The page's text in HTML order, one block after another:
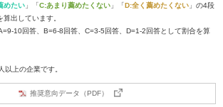
めたい 」「C:あまり薦めたくない 」「D:全く薦めたくない 」の4段
出しています。
10回答、B=6-8回答、C=3-5回答、D=1-2回答として割合を算
以上の企業です。
推奨意向データ（PDF）